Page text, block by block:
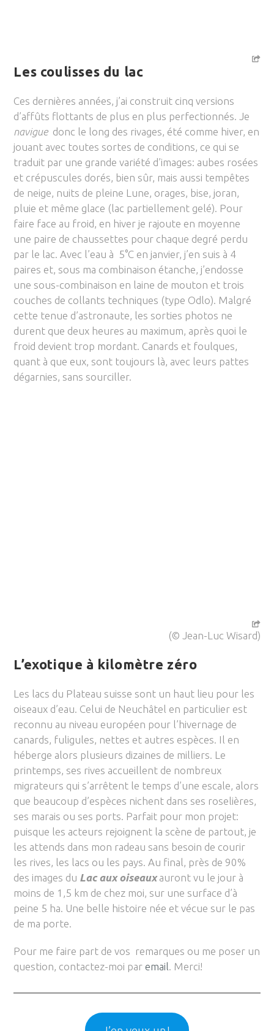
Les coulisses du lac
Ces dernières années, j’ai construit cinq versions
d’affûts flottants de plus en plus perfectionnés. Je
naviguedonc le long des rivages, été comme hiver, en
jouant avec toutes sortes de conditions, ce qui se
traduit par une grande variété d’images: aubes rosées
et crépuscules dorés, bien sûr, mais aussi tempêtes
de neige, nuits de pleine Lune, orages, bise, joran,
pluie et même glace (lac partiellement gelé). Pour
faire face au froid, en hiver je rajoute en moyenne
une paire de chaussettes pour chaque degré perdu
par le lac. Avec l’eau à 5°C en janvier, j’en suis à 4
paires et, sous ma combinaison étanche, j’endosse
une sous-combinaison en laine de mouton et trois
couches de collants techniques (type Odlo). Malgré
cette tenue d’astronaute, les sorties photos ne
durent que deux heures au maximum, après quoi le
froid devient trop mordant. Canards et foulques,
quant à que eux, sont toujours là, avec leurs pattes
dégarnies, sans sourciller.
(© Jean-Luc Wisard)
L’exotique à kilomètre zéro
Les lacs du Plateau suisse sont un haut lieu pour les
oiseaux d’eau. Celui de Neuchâtel en particulier est
reconnu au niveau européen pour l’hivernage de
canards, fuligules, nettes et autres espèces. Il en
héberge alors plusieurs dizaines de milliers. Le
printemps, ses rives accueillent de nombreux
migrateurs qui s’arrêtent le temps d’une escale, alors
que beaucoup d’espèces nichent dans ses roselières,
ses marais ou ses ports. Parfait pour mon projet:
puisque les acteurs rejoignent la scène de partout, je
les attends dans mon radeau sans besoin de courir
les rives, les lacs ou les pays. Au final, près de 90%
des images du Lac aux oiseauxauront vu le jour à
moins de 1,5 km de chez moi, sur une surface d’à
peine 5 ha. Une belle histoire née et vécue sur le pas
de ma porte.
Pour me faire part de vos remarques ou me poser un
question, contactez-moi paremail. Merci!